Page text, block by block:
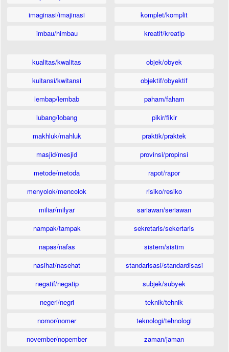
imaginasi/imajinasi
imbau/himbau
komplet/komplit
kreatif/kreatip
kualitas/kwalitas
kuitansi/kwitansi
lembap/lembab
lubang/lobang
makhluk/mahluk
masjid/mesjid
metode/metoda
menyolok/mencolok
miliar/milyar
nampak/tampak
napas/nafas
nasihat/nasehat
negatif/negatip
negeri/negri
nomor/nomer
november/nopember
objek/obyek
objektif/obyektif
paham/faham
pikir/fikir
praktik/praktek
provinsi/propinsi
rapot/rapor
risiko/resiko
sariawan/seriawan
sekretaris/sekertaris
sistem/sistim
standarisasi/standardisasi
subjek/subyek
teknik/tehnik
teknologi/tehnologi
zaman/jaman